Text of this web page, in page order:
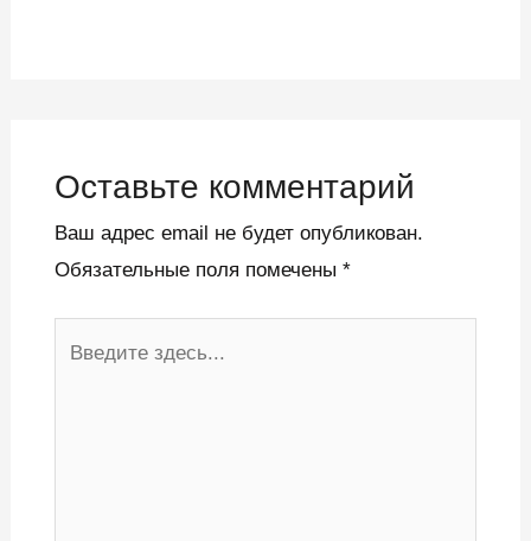
Оставьте комментарий
Ваш адрес email не будет опубликован.
Обязательные поля помечены *